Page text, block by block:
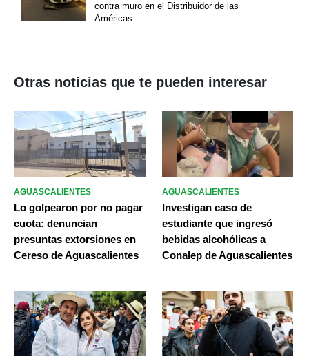
contra muro en el Distribuidor de las
Américas
Otras noticias que te pueden interesar
AGUASCALIENTES
Lo golpearon por no pagar
cuota: denuncian
presuntas extorsiones en
Cereso de Aguascalientes
AGUASCALIENTES
Investigan caso de
estudiante que ingresó
bebidas alcohólicas a
Conalep de Aguascalientes